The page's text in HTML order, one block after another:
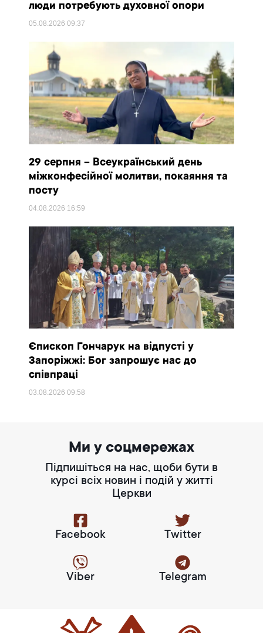
люди потребують духовної опори
05.08.202609:37
29 серпня – Всеукраїнський день
міжконфесійної молитви, покаяння та
посту
04.08.2026 16:59
Єпископ Гончарук на відпусті у
Запоріжжі: Бог запрошує нас до
співпраці
03.08.202609:58
Ми у соцмережах
Підпишіться на нас, щоби бути в
курсі всіх новин і подій у житті
Церкви
Facebook Twitter
Viber Telegram